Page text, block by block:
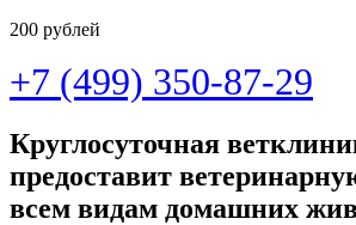
200 рублей
+7 (499) 350-87-29
Круглосуточная
предоставит
всем видам домашних